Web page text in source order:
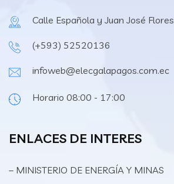
Calle Española y Juan José Flores
(+593) 52520136
infoweb@elecgalapagos.com.ec
Horario 08:00 - 17:00
ENLACES DE INTERES
– MINISTERIO DE ENERGÍA Y MINAS